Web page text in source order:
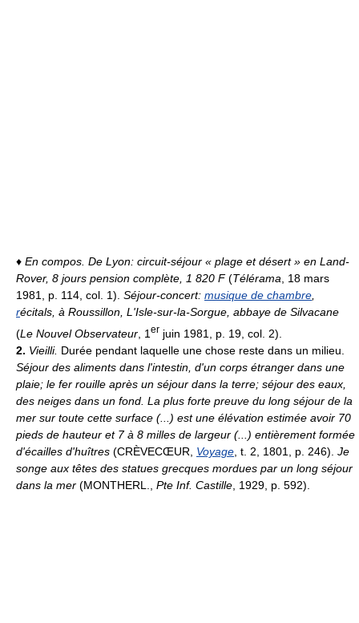
♦ En compos. De Lyon: circuit-séjour « plage et désert » en Land-
Rover, 8 jours pension complète, 1 820 F(Télérama, 18 mars
1981, p. 114, col. 1). Séjour-concert: musique de chambre,
récitals, à Roussillon, L'Isle-sur-la-Sorgue, abbaye de Silvacane
(Le Nouvel Observateur , 1 er juin 1981, p. 19, col. 2).
2. Vieilli. Durée pendant laquelle une chose reste dans un milieu.
Séjour des aliments dans l'intestin, d'un corps étranger dans une
plaie; le fer rouille après un séjour dans la terre; séjour des eaux,
des neiges dans un fond. La plus forte preuve du long séjour de la
mer sur toute cette surface (...) est une élévation estimée avoir 70
pieds de hauteur et 7 à 8 milles de largeur (...) entièrement formée
d'écailles d'huîtres (CRÈVECŒUR, Voyage , t. 2, 1801, p. 246). Je
songe aux têtes des statues grecques mordues par un long séjour
dans la mer (MONTHERL., Pte Inf. Castille , 1929, p. 592).